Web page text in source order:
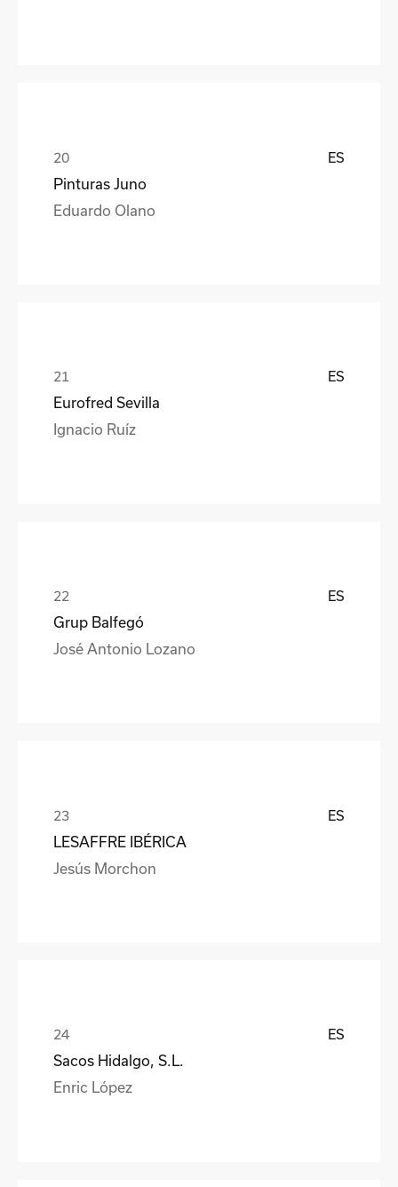
ES
Pinturas Juno
Eduardo Olano
ES
Eurofred Sevilla
Ignacio Ruíz
ES
Grup Balfegó
José Antonio Lozano
ES
LESAFFRE IBÉRICA
Jesús Morchon
ES
Sacos Hidalgo, S.L.
Enric López